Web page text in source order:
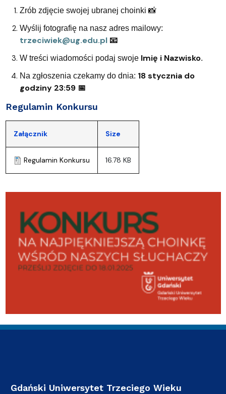
Zrób zdjęcie swojej ubranej choinki 📸
Wyślij fotografię na nasz adres mailowy:
trzeciwiek@ug.edu.pl 📧
W treści wiadomości podaj swoje Imię i Nazwisko.
Na zgłoszenia czekamy do dnia: 18 stycznia do
godziny 23:59 📅
Regulamin Konkursu
Załącznik Size
Regulamin Konkursu 16.78 KB
Gdański Uniwersytet Trzeciego Wieku